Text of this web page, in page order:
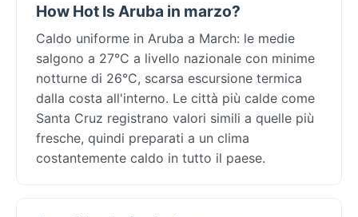
How Hot Is Aruba in marzo?
Caldo uniforme in Aruba a March: le medie
salgono a 27°C a livello nazionale con minime
notturne di 26°C, scarsa escursione termica
dalla costa all'interno. Le città più calde come
Santa Cruz registrano valori simili a quelle più
fresche, quindi preparati a un clima
costantemente caldo in tutto il paese.